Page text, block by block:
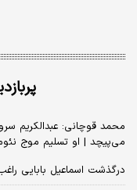
محمد قوچانی: عبدالکریم
می‌پیچد | او تسلیم موج
درگذشت اسماعیل بابایی